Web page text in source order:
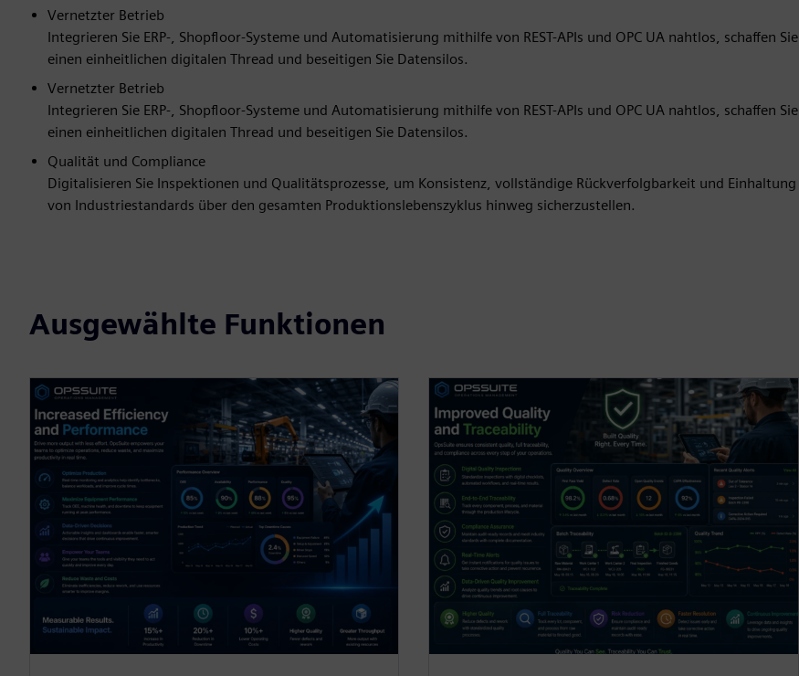
Vernetzter Betrieb
Integrieren Sie ERP-, Shopfloor-Systeme und Automatisierung mithilfe von REST-APIs und OPC UA nahtlos, schaffen Sie
einen einheitlichen digitalen Thread und beseitigen Sie Datensilos.
Vernetzter Betrieb
Integrieren Sie ERP-, Shopfloor-Systeme und Automatisierung mithilfe von REST-APIs und OPC UA nahtlos, schaffen Sie
einen einheitlichen digitalen Thread und beseitigen Sie Datensilos.
Qualität und Compliance
Digitalisieren Sie Inspektionen und Qualitätsprozesse, um Konsistenz, vollständige Rückverfolgbarkeit und Einhaltung
von Industriestandards über den gesamten Produktionslebenszyklus hinweg sicherzustellen.
Ausgewählte Funktionen